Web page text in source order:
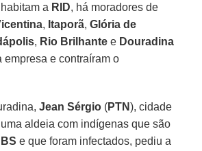
a RID, há moradores de
, Itaporã,Glória de
, Rio Brilhante e Douradina
empresa e contraíram o
Jean Sérgio (PTN), cidade
aldeia com indígenas que são
e que foram infectados, pediu a